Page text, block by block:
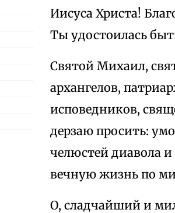
Иисуса Христа!
Ты удостоилась
Святой Михаил,
архангелов,
исповедников,
дерзаю просить:
челюстей диавола
вечную жизнь по
О, сладчайший и